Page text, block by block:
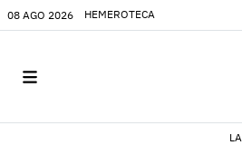
08 AGO 2026 HEMEROTECA